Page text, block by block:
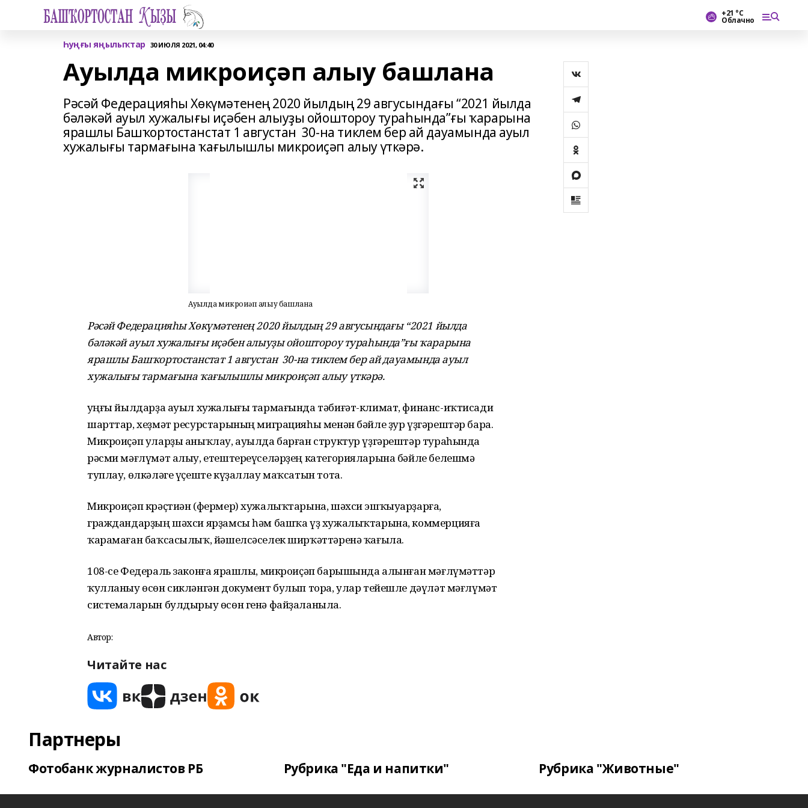
+21 °С
Облачно
Һуңғы яңылыҡтар 30 ИЮЛЯ 2021, 04:40
Ауылда микроиҫәп алыу башлана
Рәсәй Федерацияһы Хөкүмәтенең 2020 йылдың 29 авгусындағы “2021 йылда
бәләкәй ауыл хужалығы иҫәбен алыуҙы ойоштороу тураһында”ғы ҡарарына
ярашлы Башҡортостанстат 1 августан 30-на тиклем бер ай дауамында ауыл
хужалығы тармағына ҡағылышлы микроиҫәп алыу үткәрә.
Ауылда микроиҫәп алыу башлана
Рәсәй Федерацияһы Хөкүмәтенең 2020 йылдың 29 авгусындағы “2021 йылда
бәләкәй ауыл хужалығы иҫәбен алыуҙы ойоштороу тураһында”ғы ҡарарына
ярашлы Башҡортостанстат 1 августан 30-на тиклем бер ай дауамында ауыл
хужалығы тармағына ҡағылышлы микроиҫәп алыу үткәрә.
Һуңғы йылдарҙа ауыл хужалығы тармағында тәбиғәт-климат, финанс-иҡтисади
шарттар, хеҙмәт ресурстарының миграцияһы менән бәйле ҙур үҙгәрештәр бара.
Микроиҫәп уларҙы аныҡлау, ауылда барған структур үҙгәрештәр тураһында
рәсми мәғлүмәт алыу, етештереүселәрҙең категорияларына бәйле белешмә
туплау, өлкәләге үҫеште күҙаллау маҡсатын тота.
Микроиҫәп крәҫтиән (фермер) хужалыҡтарына, шәхси эшҡыуарҙарға,
граждандарҙың шәхси ярҙамсы һәм башҡа үҙ хужалыҡтарына, коммерцияға
ҡарамаған баҡсасылыҡ, йәшелсәселек ширҡәттәренә ҡағыла.
108-се Федераль законға ярашлы, микроиҫәп барышында алынған мәғлүмәттәр
ҡулланыу өсөн сикләнгән документ булып тора, улар тейешле дәүләт мәғлүмәт
системаларын булдырыу өсөн генә файҙаланыла.
Автор:
Читайте нас
Партнеры
Фотобанк журналистов РБ Рубрика "Еда и напитки" Рубрика "Животные"